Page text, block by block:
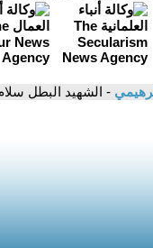
- الشهيد البطل